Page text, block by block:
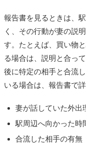
報告書を見るときは、
く、その行動が妻の説
す。たとえば、買い物
る場合は、説明と合っ
後に特定の相手と合流
いる場合は、報告書で
妻が話していた外出
駅周辺へ向かった時
合流した相手の有無